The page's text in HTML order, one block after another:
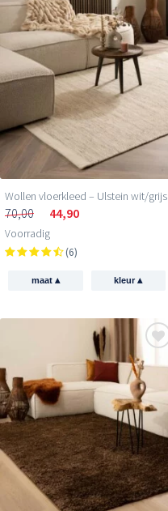
Wollen vloerkleed – Ulstein wit/grijs
70,00 44,90
Voorradig
(6)
maat ▴ kleur▴